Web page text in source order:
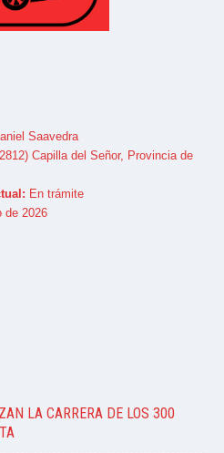
Saavedra
Capilla del Señor, Provincia de
En trámite
de 2026
LA CARRERA DE LOS 300